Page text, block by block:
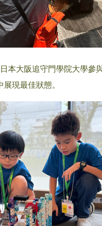
本大阪追守門學院大學參
現最佳狀態。